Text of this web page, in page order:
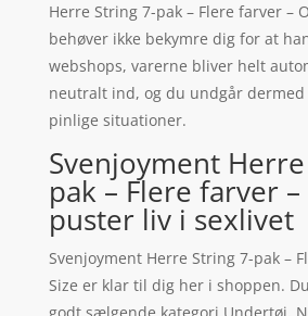
Herre String 7-pak – Flere farver –
behøver ikke bekymre dig for at
webshops, varerne bliver helt
neutralt ind, og du undgår
pinlige situationer.
Svenjoyment
pak – Flere farver –
puster liv i sexlivet
Svenjoyment Herre String 7-pak –
Size er klar til dig her i shoppen.